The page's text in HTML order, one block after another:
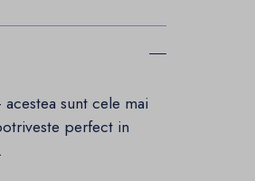
sunt cele mai
perfect in